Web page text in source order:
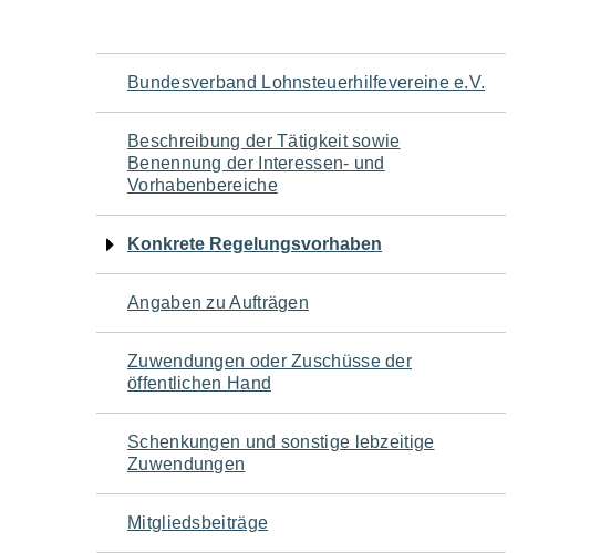
Navigation
für
den
Seiteninhalt
Bundesverband Lohnsteuerhilfevereine e.V.
Beschreibung der Tätigkeit sowie
Benennung der Interessen- und
Vorhabenbereiche
Konkrete Regelungsvorhaben
Angaben zu Aufträgen
Zuwendungen oder Zuschüsse der
öffentlichen Hand
Schenkungen und sonstige lebzeitige
Zuwendungen
Mitgliedsbeiträge